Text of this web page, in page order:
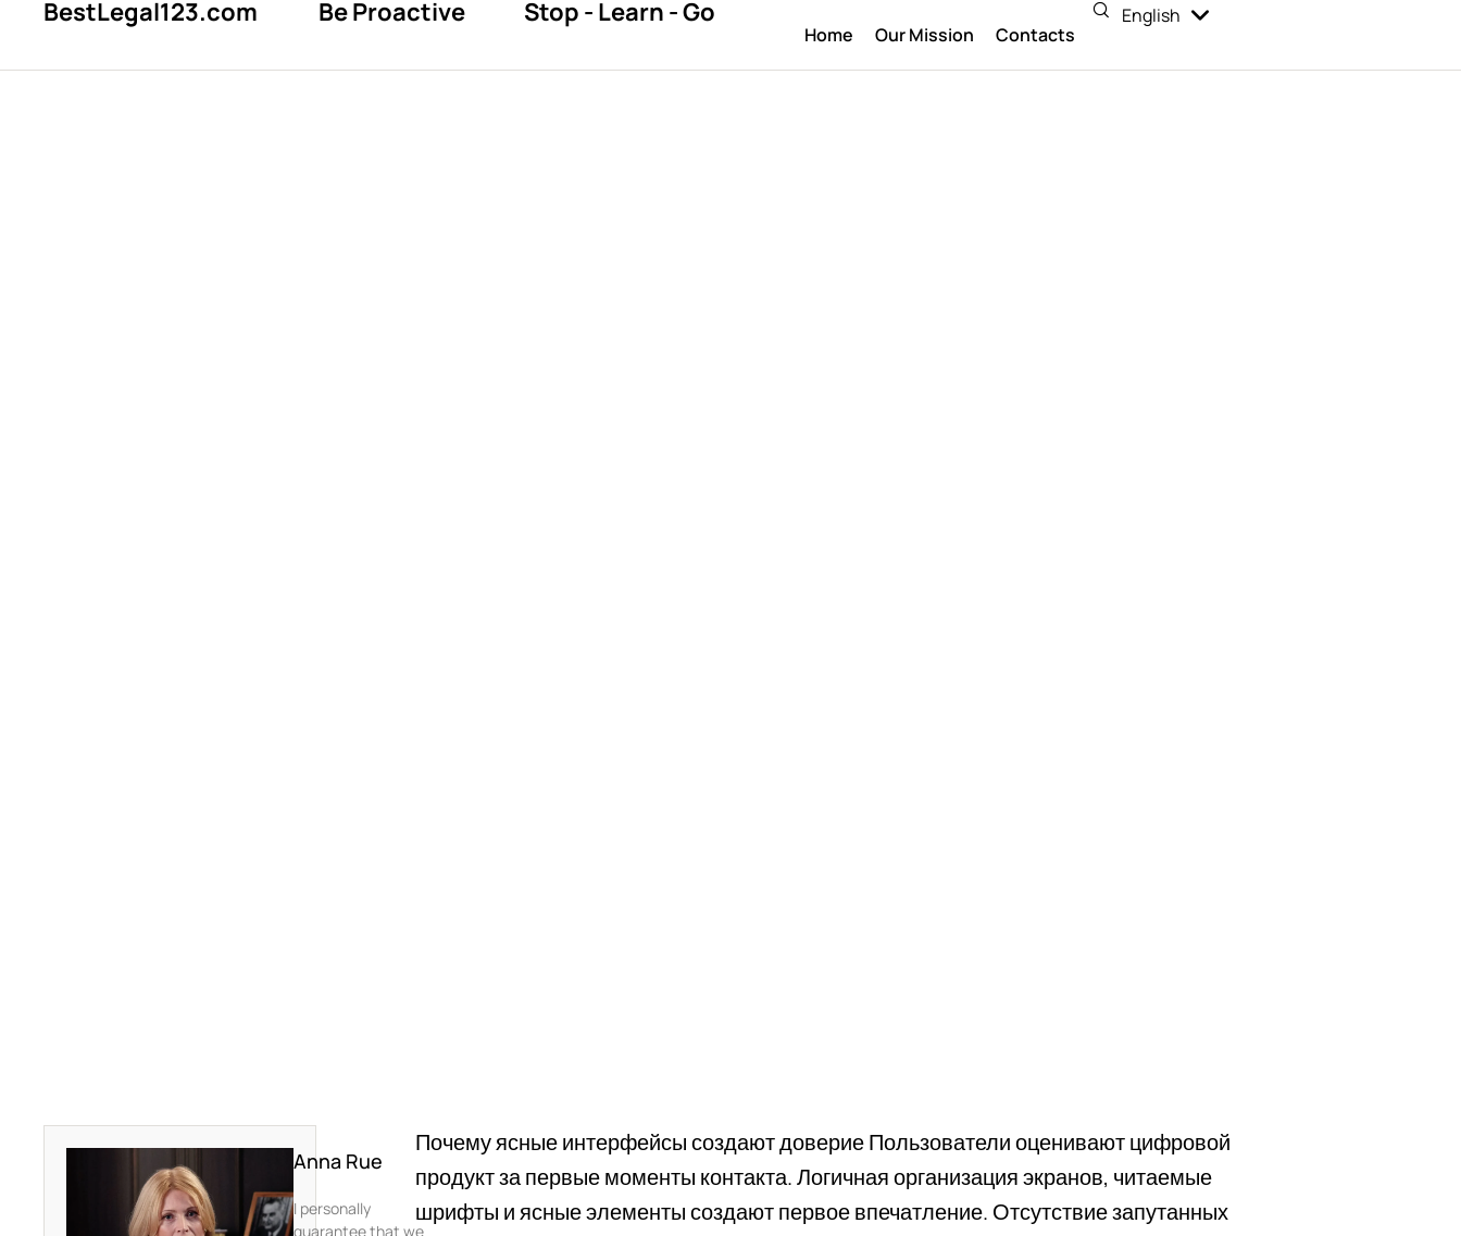
BestLegal123.com Be Proactive Stop - Learn - Go
Home Our Mission Contacts
English
Español
Anna Rue
I personally
guarantee that we
Почему ясные интерфейсы создают доверие Пользователи оценивают цифровой
продукт за первые моменты контакта. Логичная организация экранов, читаемые
шрифты и ясные элементы создают первое впечатление. Отсутствие запутанных